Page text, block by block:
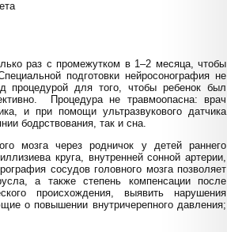
раз с промежутком в 1–2 месяца, чтобы
подготовки нейросонография не
процедурой для того, чтобы ребенок был
Процедура не травмоопасна: врач
и при помощи ультразвукового датчика
бодрствования, так и сна.
мозга через родничок у детей раннего
круга, внутренней сонной артерии,
сосудов головного мозга позволяет
а также степень компенсации после
происхождения, выявить нарушения
о повышении внутричерепного давления;